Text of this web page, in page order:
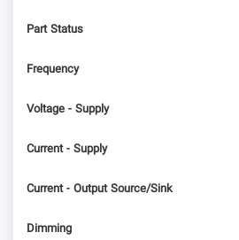
Part Status
Frequency
Voltage - Supply
Current - Supply
Current - Output Source/Sink
Dimming